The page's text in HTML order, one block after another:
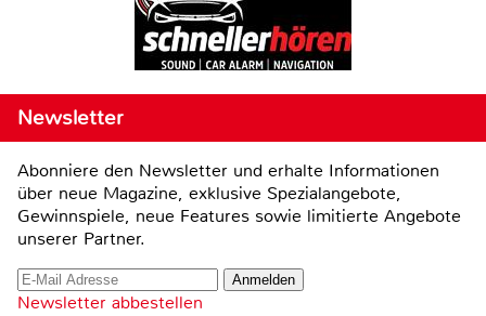
Newsletter
Abonniere den Newsletter und erhalte Informationen
über neue Magazine, exklusive Spezialangebote,
Gewinnspiele, neue Features sowie limitierte Angebote
unserer Partner.
Newsletter abbestellen